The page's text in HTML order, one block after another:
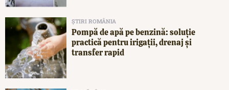
ȘTIRI ROMÂNIA
Pompă de apă pe benzină: soluție
practică pentru irigații, drenaj și
transfer rapid